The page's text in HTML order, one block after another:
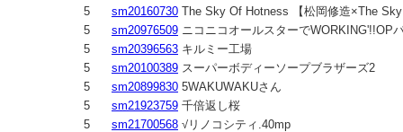
5
sm20160730 The Sky Of Hotness 【松岡修造×The
5
sm20976509 ニコニコオールスターでWORKING'!!OP
5
sm20396563 キルミー工場
5
sm20100389 スーパーボディーソープブラザーズ2
5
sm20899830 5WAKUWAKUさん
5
sm21923759 千倍返し桜
5
sm21700568 √リノコシティ.40mp